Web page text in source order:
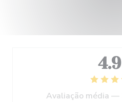
4.9
Avaliação média —